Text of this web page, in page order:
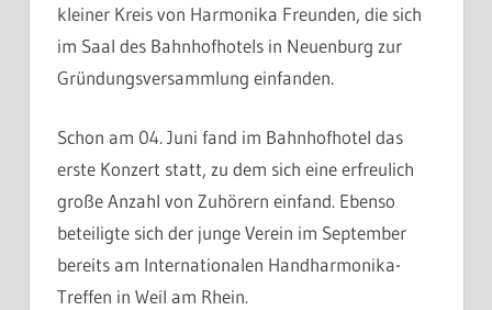
kleiner Kreis von Harmonika Freunden, die sich
im Saal des Bahnhofhotels in Neuenburg zur
Gründungsversammlung einfanden.
Schon am 04. Juni fand im Bahnhofhotel das
erste Konzert statt, zu dem sich eine erfreulich
große Anzahl von Zuhörern einfand. Ebenso
beteiligte sich der junge Verein im September
bereits am Internationalen Handharmonika-
Treffen in Weil am Rhein.